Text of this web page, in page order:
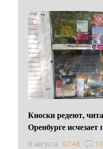
Киоски редеют,
Оренбурге исчезает
9 августа 07:48 10